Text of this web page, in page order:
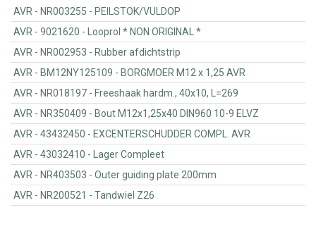
AVR - NR003255 - PEILSTOK/VULDOP
AVR - 9021620 - Looprol * NON ORIGINAL *
AVR - NR002953 - Rubber afdichtstrip
AVR - BM12NY125109 - BORGMOER M12 x 1,25 AVR
AVR - NR018197 - Freeshaak hardm., 40x10, L=269
AVR - NR350409 - Bout M12x1,25x40 DIN960 10-9 ELVZ
AVR - 43432450 - EXCENTERSCHUDDER COMPL. AVR
AVR - 43032410 - Lager Compleet
AVR - NR403503 - Outer guiding plate 200mm
AVR - NR200521 - Tandwiel Z26